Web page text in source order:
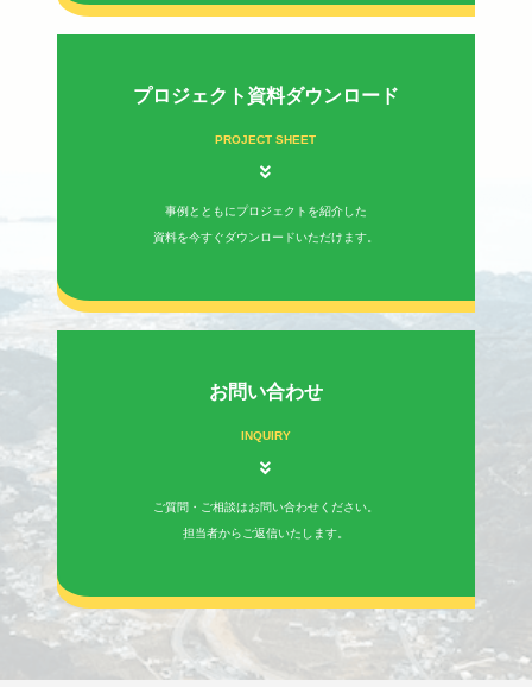
プロジェクト資料ダウンロード
PROJECT SHEET
事例とともにプロジェクトを紹介した
資料を今すぐダウンロードいただけます。
お問い合わせ
INQUIRY
ご質問・ご相談はお問い合わせください。
担当者からご返信いたします。